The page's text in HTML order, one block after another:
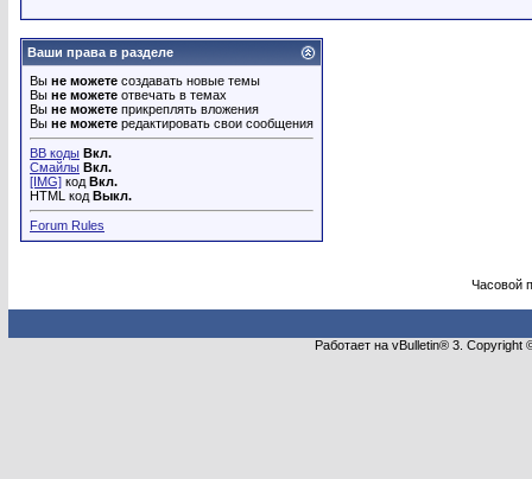
Ваши права в разделе
Вы не можете создавать новые темы
Вы не можете отвечать в темах
Вы не можете прикреплять вложения
Вы не можете редактировать свои сообщения
BB коды Вкл.
Смайлы Вкл.
[IMG] код Вкл.
HTML код Выкл.
Forum Rules
Часовой
Работает на vBulletin® 3.